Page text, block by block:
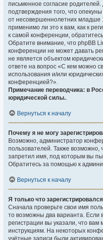
письменное согласие
подтверждения того, что
от несовершеннолетних младше
применимо ли это к вам, как к
к самой конференции,
Обратите внимание, что phpBB
конференции не может давать
не является объектом
ответе на вопрос «С кем можно
использования и/или
конференцией?».
Примечание переводчика: в
юридической силы..
Вернуться к началу
Почему я не могу
Возможно, администратор
пользователей. Также возможно,
запретил имя, под которым вы
Обратитесь за помощью к
Вернуться к началу
Я только что
Сначала проверьте свои имя
то возможны два варианта. Если
регистрации вы указали, что
инструкциям. На некоторых
учётные записи были